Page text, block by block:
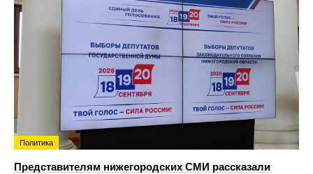
Политика
Представителям нижегородских СМИ рассказали